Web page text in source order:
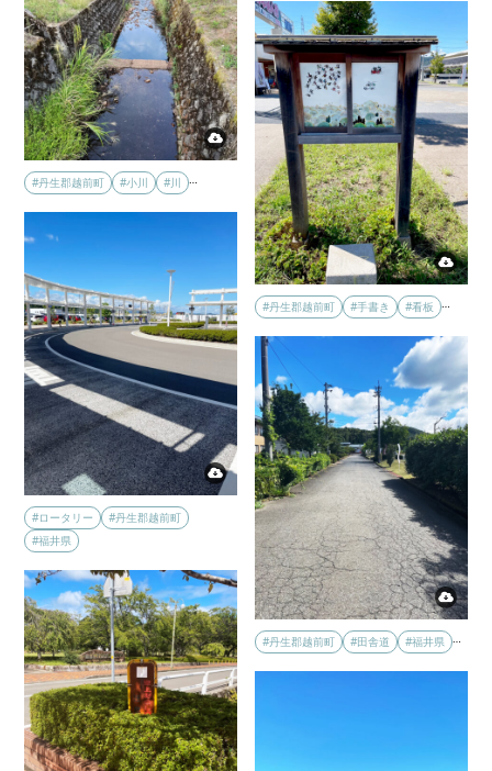
#丹生郡越前町 #小川 #川
#丹生郡越前町 #手書き #看板
#ロータリー
#丹生郡越前町
#福井県
#丹生郡越前町 #田舎道 #福井県